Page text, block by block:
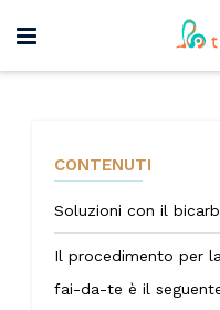
CONTENUTI
Soluzioni con il
Il procedimento per
fai-da-te è il